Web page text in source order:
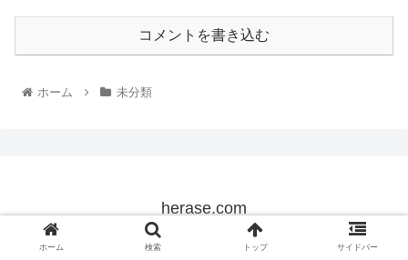
コメントを書き込む
ホーム 未分類
herase.com
© 2022 herase.com.
ホーム 検索 トップ サイドバー